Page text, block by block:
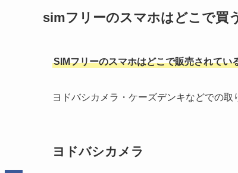
simフリーのスマホはどこで買
SIMフリーのスマホはどこで販売されてい
ヨドバシカメラ・ケーズデンキなどでの取
ヨドバシカメラ